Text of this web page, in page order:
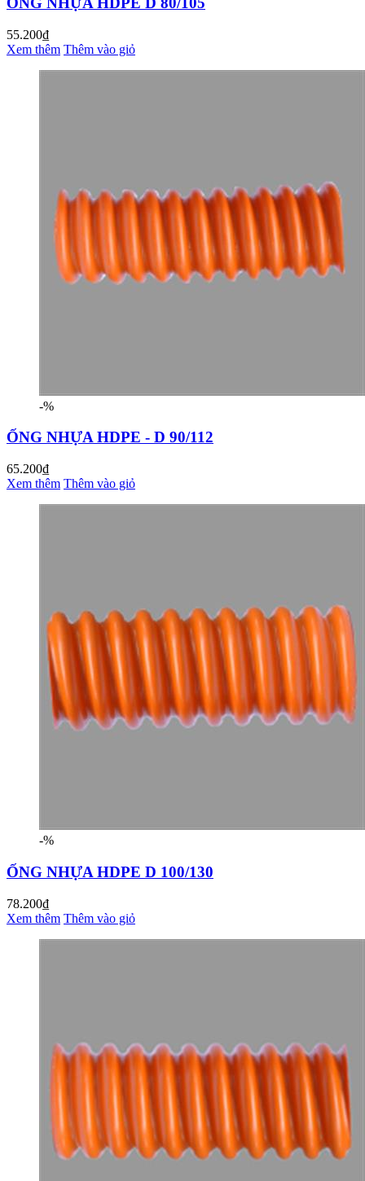
55.200₫
Xem thêm Thêm vào giỏ
-%
ỐNG NHỰA HDPE - D 90/112
65.200₫
Xem thêm Thêm vào giỏ
-%
ỐNG NHỰA HDPE D 100/130
78.200₫
Xem thêm Thêm vào giỏ